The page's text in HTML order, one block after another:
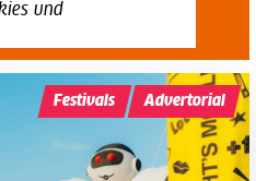
und
Festivals Advertorial